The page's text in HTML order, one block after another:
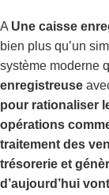
A Une caisse
bien plus qu’un
système moderne
enregistreuse
pour rationaliser
opérations
traitement des
trésorerie et
d’aujourd’hui